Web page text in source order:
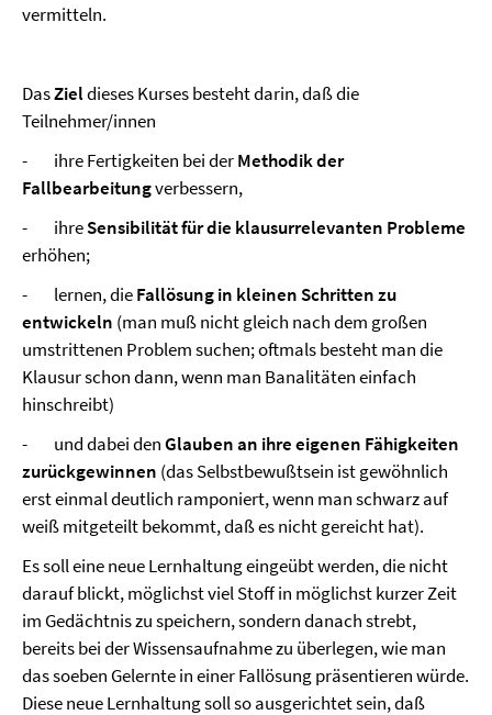
vermitteln.
DasZieldieses Kurses besteht darin, daß die
Teilnehmer/innen
- ihre Fertigkeiten bei derMethodik der
Fallbearbeitungverbessern,
- ihreSensibilität für die klausurrelevanten Probleme
erhöhen;
- lernen, dieFallösung in kleinen Schritten zu
entwickeln (man muß nicht gleich nach dem großen
umstrittenen Problem suchen; oftmals besteht man die
Klausur schon dann, wenn man Banalitäten einfach
hinschreibt)
- und dabei denGlauben an ihre eigenen Fähigkeiten
zurückgewinnen (das Selbstbewußtsein ist gewöhnlich
erst einmal deutlich ramponiert, wenn man schwarz auf
weiß mitgeteilt bekommt, daß es nicht gereicht hat).
Es soll eine neue Lernhaltung eingeübt werden, die nicht
darauf blickt, möglichst viel Stoff in möglichst kurzer Zeit
im Gedächtnis zu speichern, sondern danach strebt,
bereits bei der Wissensaufnahme zu überlegen, wie man
das soeben Gelernte in einer Fallösung präsentieren würde.
Diese neue Lernhaltung soll so ausgerichtet sein, daß